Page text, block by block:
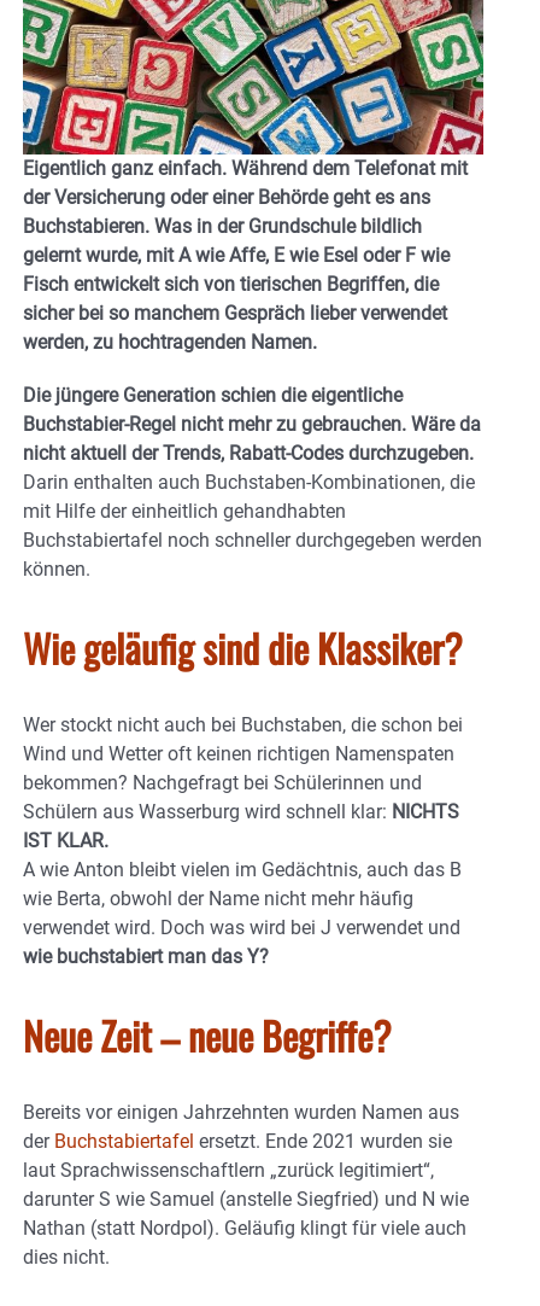
Eigentlich ganz einfach. Während dem Telefonat mit
der Versicherung oder einer Behörde geht es ans
Buchstabieren. Was in der Grundschule bildlich
gelernt wurde, mit A wie Affe, E wie Esel oder F wie
Fisch entwickelt sich von tierischen Begriffen, die
sicher bei so manchem Gespräch lieber verwendet
werden, zu hochtragenden Namen.
Die jüngere Generation schien die eigentliche
Buchstabier-Regel nicht mehr zu gebrauchen. Wäre da
nicht aktuell der Trends, Rabatt-Codes durchzugeben.
Darin enthalten auch Buchstaben-Kombinationen, die
mit Hilfe der einheitlich gehandhabten
Buchstabiertafel noch schneller durchgegeben werden
können.
Wie geläufig sind die Klassiker?
Wer stockt nicht auch bei Buchstaben, die schon bei
Wind und Wetter oft keinen richtigen Namenspaten
bekommen? Nachgefragt bei Schülerinnen und
Schülern aus Wasserburg wird schnell klar: NICHTS
IST KLAR.
A wie Anton bleibt vielen im Gedächtnis, auch das B
wie Berta, obwohl der Name nicht mehr häufig
verwendet wird. Doch was wird bei J verwendet und
wie buchstabiert man das Y?
Neue Zeit – neue Begriffe?
Bereits vor einigen Jahrzehnten wurden Namen aus
der Buchstabiertafel ersetzt. Ende 2021 wurden sie
laut Sprachwissenschaftlern „zurück legitimiert“,
darunter S wie Samuel (anstelle Siegfried) und N wie
Nathan (statt Nordpol). Geläufig klingt für viele auch
dies nicht.